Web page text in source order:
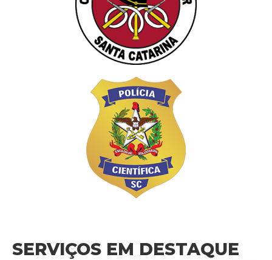
SERVIÇOS EM DESTAQUE